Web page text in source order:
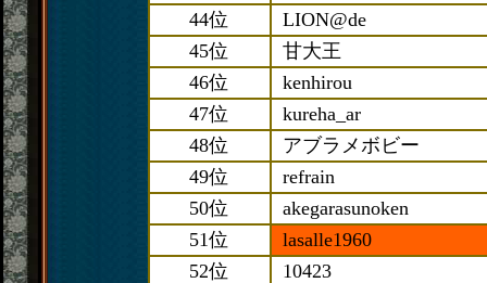
44位
LION@de
45位
甘大王
46位
kenhirou
47位
kureha_ar
48位
アブラメボビー
49位
refrain
50位
akegarasunoken
51位
lasalle1960
52位
10423